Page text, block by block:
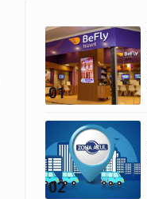
01
02